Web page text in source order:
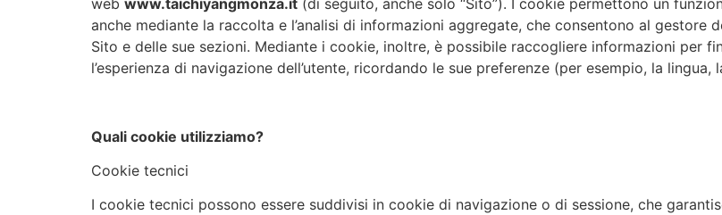
anche mediante la raccolta e l’analisi di informazioni aggregate, che consentono al
Sito e delle sue sezioni. Mediante i cookie, inoltre, è possibile raccogliere informazioni per
l’esperienza di navigazione dell’utente, ricordando le sue preferenze (per esempio, la lingua,
Quali cookie utilizziamo?
Cookie tecnici
I cookie tecnici possono essere suddivisi in cookie di navigazione o di sessione, che